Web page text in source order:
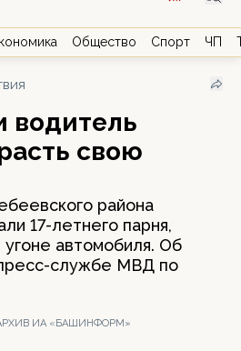
Общество Спорт ЧП
водитель
свою
района
17-летнего парня,
автомобиля. Об
службе МВД по
ИА «БАШИНФОРМ»